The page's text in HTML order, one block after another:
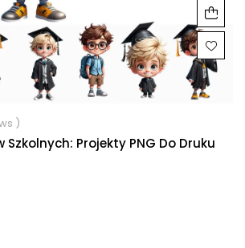
)
Projekty PNG Do Druku